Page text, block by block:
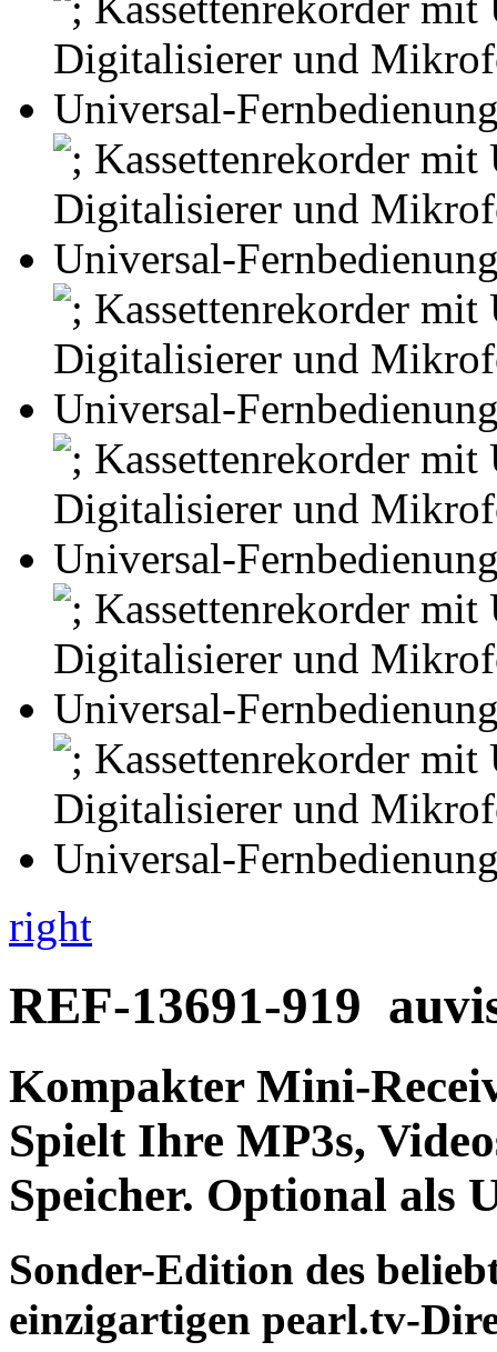
right
REF-13691-919
KompakterMini-
Spielt Ihre MP3s,
Speicher. Optional als
Sonder-Edition des
einzigartigen pearl.tv-